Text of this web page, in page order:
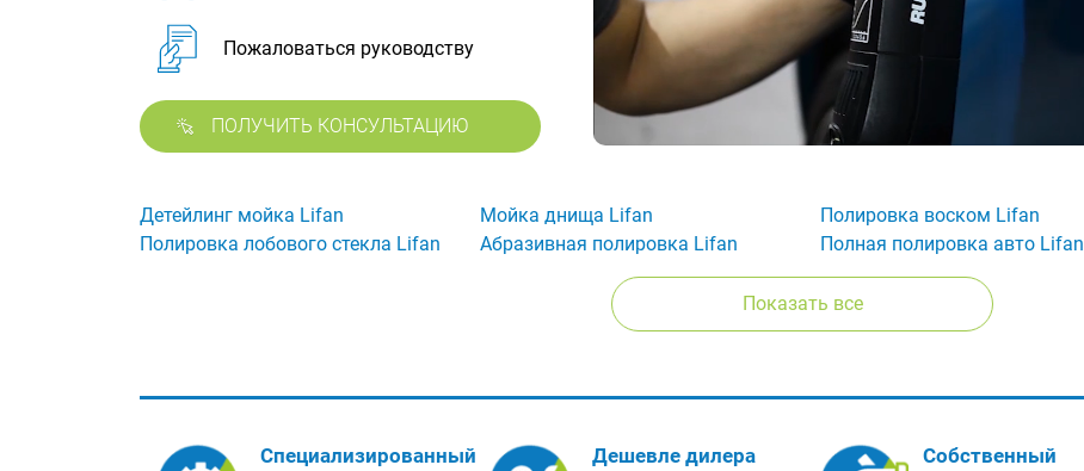
Пожаловаться руководству
ПОЛУЧИТЬ КОНСУЛЬТАЦИЮ
Детейлинг мойка Lifan Мойка днища Lifan Полировка воском Lifan
Полировка лобового стекла Lifan
Абразивная полировка Lifan Полная полировка авто Lifan
Показать все
Специализированный
Дешевле дилера
Собственный